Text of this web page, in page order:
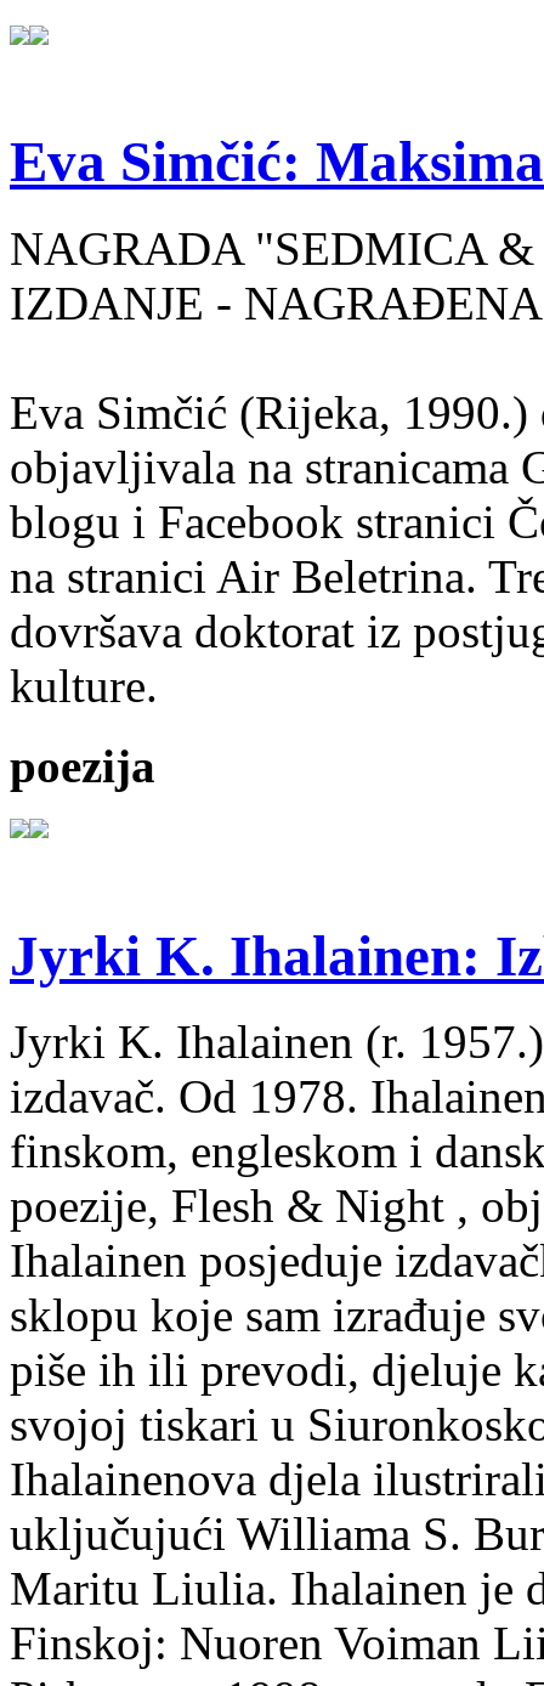
Eva Simčić:
NAGRADA "SEDMICA
IZDANJE -
Eva Simčić (Rijeka, 1990.)
objavljivala na stranicama
blogu i Facebook stranici
na stranici Air Beletrina.
dovršava doktorat iz
kulture.
poezija
Jyrki K. Ihalainen:
Jyrki K. Ihalainen (r.
izdavač. Od 1978.
finskom, engleskom i
poezije, Flesh & Night ,
Ihalainen posjeduje
sklopu koje sam izrađuje
piše ih ili prevodi, djeluje
svojoj tiskari u
Ihalainenova djela
uključujući Williama S.
Maritu Liulia. Ihalainen je
Finskoj: Nuoren Voiman